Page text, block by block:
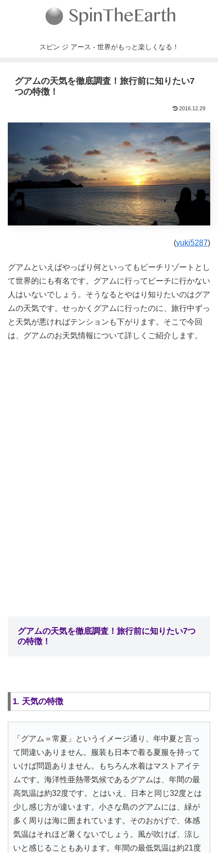
スピン ジ アース - 世界がもっと楽しくなる！
グアムの天気を徹底調査！旅行前に知りたい7
つの特徴！
2016.12.29
(yuki5287)
グアムといえばやっぱり何といってもビーチリゾートとし
て世界的にも有名です。グアムに行ってビーチに行かない
人はいないでしょう。そうなるとやはり知りたいのはグア
ムの天気です。せっかくグアムに行ったのに、旅行中ずっ
と天気が悪ければテンションも下がります。そこで今回
は、 グアムのお天気情報について詳しくご紹介します。
グアムの天気を徹底調査！旅行前に知りたい7つ
の特徴！
1. 天気の特徴
「グアム＝常夏」というイメージ通り、年中夏と言っ
て間違いありません。服装も日本で着る夏服を持って
いけば問題ありません。もちろん水着はマストアイテ
ムです。海洋性亜熱帯気候であるグアムは、年間の最
高気温は約32度です。とはいえ、日本と同じ32度とは
少し感じ方が違います。小さな島のグアムには、緑が
多く周りは海に囲まれています。そのおかげで、体感
気温はそれほど暑くないでしょう。風が吹けば、涼し
いと感じることもあります。年間の最低気温は約21度